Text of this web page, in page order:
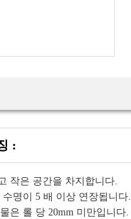
:
작은 공간을 차지합니다.
명이 5 배 이상 연장됩니다.
은 롤 당 20mm 미만입니다.